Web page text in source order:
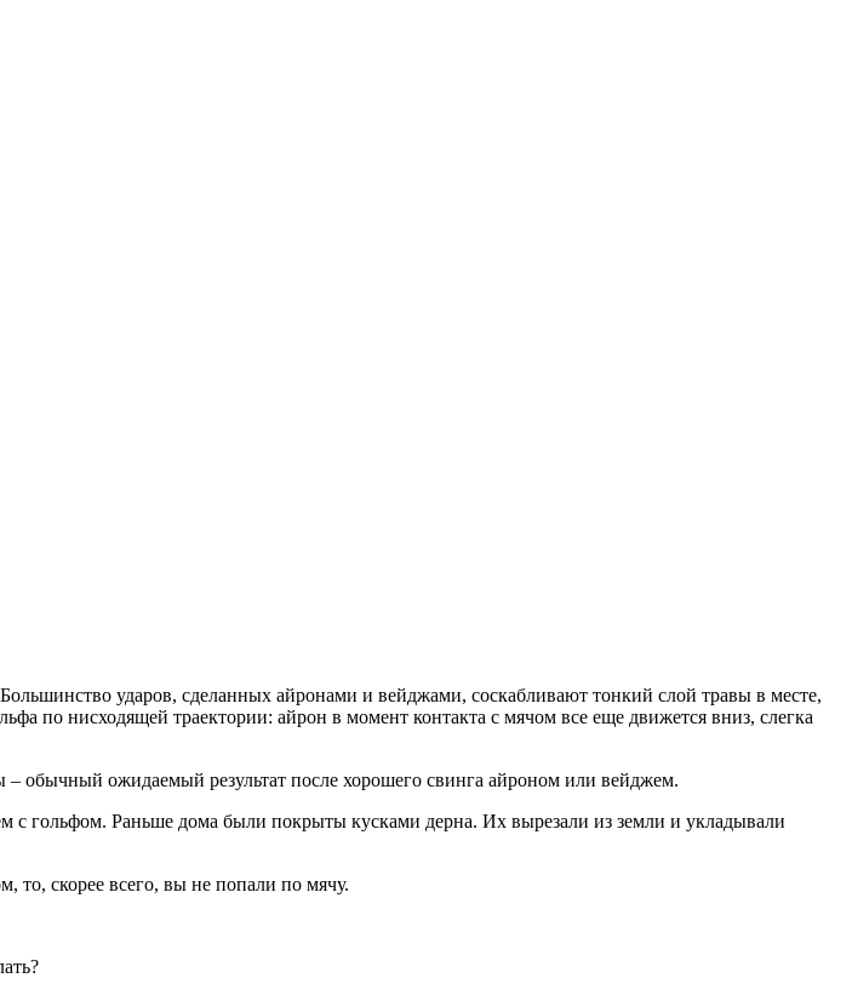
ударов, сделанных айронами и вейджами, соскабливают тонкий слой травы в месте,
по нисходящей траектории: айрон в момент контакта с мячом все еще движется вниз, слегка
обычный ожидаемый результат после хорошего свинга айроном или вейджем.
с гольфом. Раньше дома были покрыты кусками дерна. Их вырезали из земли и укладывали
то, скорее всего, вы не попали по мячу.